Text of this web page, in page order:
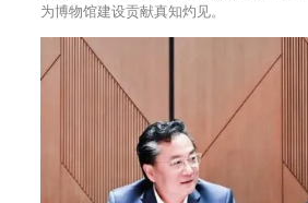
为博物馆建设贡献真知灼见。